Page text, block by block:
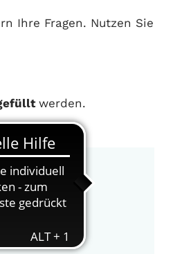
Ihre Fragen. Nutzen Sie
werden.